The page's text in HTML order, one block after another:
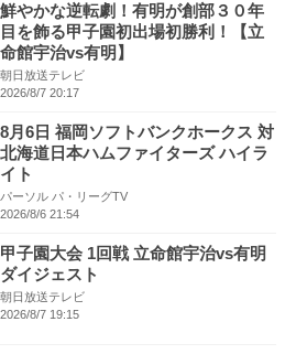
鮮やかな逆転劇！有明が創部３０年
目を飾る甲子園初出場初勝利！【立
命館宇治vs有明】
朝日放送テレビ
2026/8/7 20:17
8月6日 福岡ソフトバンクホークス 対
北海道日本ハムファイターズ ハイラ
イト
パーソル パ・リーグTV
2026/8/6 21:54
甲子園大会 1回戦 立命館宇治vs有明
ダイジェスト
朝日放送テレビ
2026/8/7 19:15